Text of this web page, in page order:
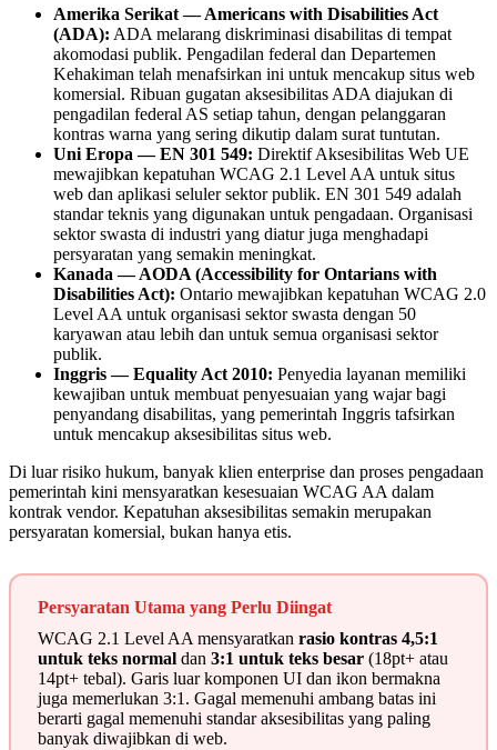
Amerika Serikat — Americans with Disabilities Act
(ADA): ADA melarang diskriminasi disabilitas di tempat
akomodasi publik. Pengadilan federal dan Departemen
Kehakiman telah menafsirkan ini untuk mencakup situs web
komersial. Ribuan gugatan aksesibilitas ADA diajukan di
pengadilan federal AS setiap tahun, dengan pelanggaran
kontras warna yang sering dikutip dalam surat tuntutan.
Uni Eropa — EN 301 549: Direktif Aksesibilitas Web UE
mewajibkan kepatuhan WCAG 2.1 Level AA untuk situs
web dan aplikasi seluler sektor publik. EN 301 549 adalah
standar teknis yang digunakan untuk pengadaan. Organisasi
sektor swasta di industri yang diatur juga menghadapi
persyaratan yang semakin meningkat.
Kanada — AODA (Accessibility for Ontarians with
Disabilities Act): Ontario mewajibkan kepatuhan WCAG 2.0
Level AA untuk organisasi sektor swasta dengan 50
karyawan atau lebih dan untuk semua organisasi sektor
publik.
Inggris — Equality Act 2010: Penyedia layanan memiliki
kewajiban untuk membuat penyesuaian yang wajar bagi
penyandang disabilitas, yang pemerintah Inggris tafsirkan
untuk mencakup aksesibilitas situs web.
Di luar risiko hukum, banyak klien enterprise dan proses pengadaan
pemerintah kini mensyaratkan kesesuaian WCAG AA dalam
kontrak vendor. Kepatuhan aksesibilitas semakin merupakan
persyaratan komersial, bukan hanya etis.
Persyaratan Utama yang Perlu Diingat
WCAG 2.1 Level AA mensyaratkan rasio kontras 4,5:1
untuk teks normal dan 3:1 untuk teks besar (18pt+ atau
14pt+ tebal). Garis luar komponen UI dan ikon bermakna
juga memerlukan 3:1. Gagal memenuhi ambang batas ini
berarti gagal memenuhi standar aksesibilitas yang paling
banyak diwajibkan di web.